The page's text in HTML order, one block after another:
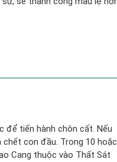
để tiến hành chôn cất. Nếu
chết con đầu. Trong 10 hoặc
Cang thuộc vào Thất Sát